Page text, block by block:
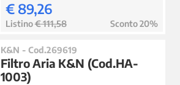
€ 89,26
Listino€ 111,58 Sconto 20%
K&N - Cod.269619
Filtro Aria K&N (Cod.HA-
1003)